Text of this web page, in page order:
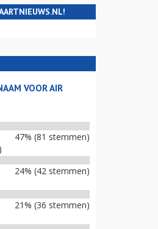
VOOR AIR
47% (81 stemmen)
24% (42 stemmen)
21% (36 stemmen)